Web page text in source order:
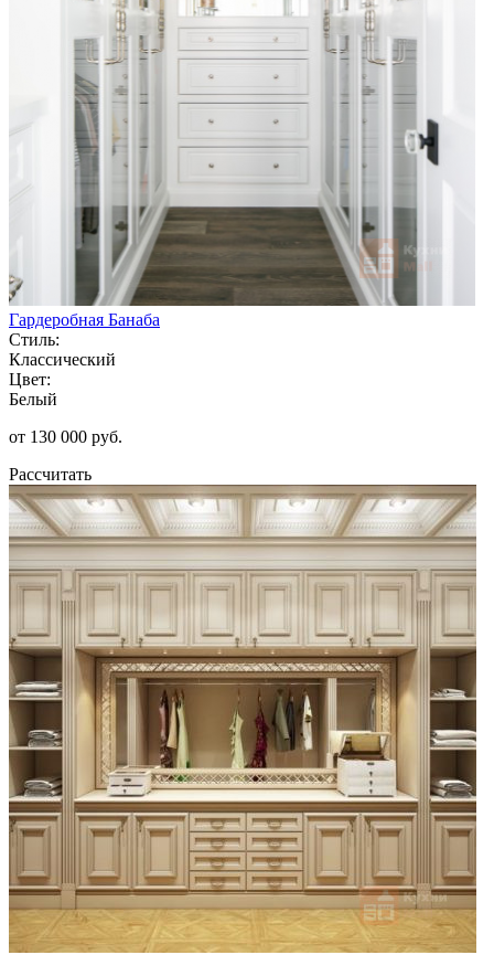
Гардеробная Банаба
Стиль:
Классический
Цвет:
Белый
от 130 000 руб.
Рассчитать